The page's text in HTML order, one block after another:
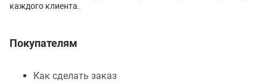
каждого клиента.
Покупателям
Как сделать заказ